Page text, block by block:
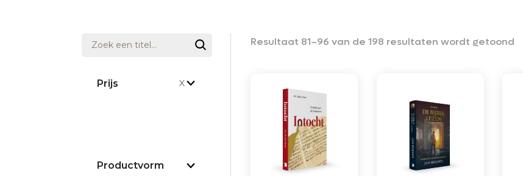
Prijs X
Productvorm
Resultaat 81–96 van de 198 resultaten wordt getoond